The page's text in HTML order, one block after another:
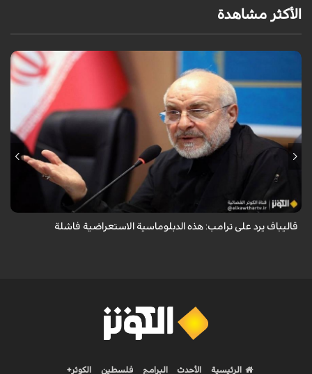
الأكثر مشاهدة
أكد رئيس مجلس الشورى الإسلامي الإيراني أن التصريحات الاستعراضية
والتهديدات المتكررة لم تعد تُجدي نفعاً، واصفاً إياها بالدبلوماسية الفاشلة.
قاليباف يرد على ترامب: هذه الدبلوماسية الاستعراضية فاشلة
الرئيسية الأحدث البرامج فلسطين الكوثر+